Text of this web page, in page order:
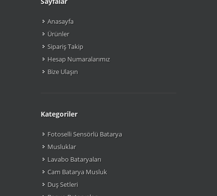
Anasayfa
Ürünler
Sipariş Takip
Hesap Numaralarımız
Bize Ulaşın
Kategoriler
Fotoselli Sensörlü Batarya
Musluklar
Lavabo Bataryaları
Cam Batarya Musluk
Duş Setleri